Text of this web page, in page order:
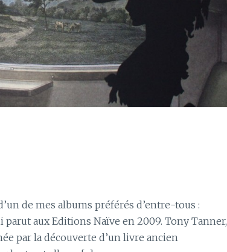
de mes albums préférés d’entre-tous :
aux Editions Naïve en 2009. Tony Tanner,
par la découverte d’un livre ancien